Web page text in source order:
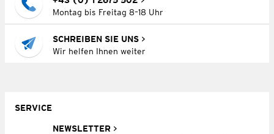
Montag bis Freitag 8–18 Uhr
SCHREIBEN SIE UNS
Wir helfen Ihnen weiter
SERVICE
NEWSLETTER